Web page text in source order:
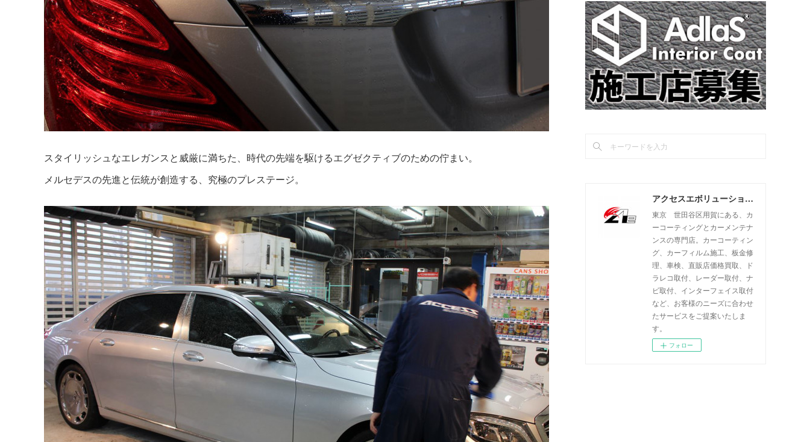
スタイリッシュなエレガンスと威厳に満ちた、時代の先端を駆けるエグゼクティブのための佇まい。
メルセデスの先進と伝統が創造する、究極のプレステージ。
アクセスエボリューション用賀店 カーコーティング・カーメンテナンスの専門店
東京 世田谷区用賀にある、カ
ーコーティングとカーメンテナ
ンスの専門店。カーコーティン
グ、カーフィルム施工、板金修
理、車検、直販店価格買取、ド
ラレコ取付、レーダー取付、ナ
ビ取付、インターフェイス取付
など、お客様のニーズに合わせ
たサービスをご提案いたしま
す。
フォロー